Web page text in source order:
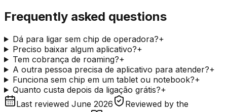
Frequently asked questions
Dá para ligar sem chip de operadora?+
Preciso baixar algum aplicativo?+
Tem cobrança de roaming?+
A outra pessoa precisa de aplicativo para atender?+
Funciona sem chip em um tablet ou notebook?+
Quanto custa depois da ligação grátis?+
Last reviewed June 2026 Reviewed by the